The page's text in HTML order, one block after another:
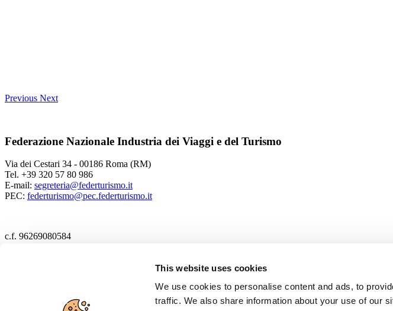
This website uses cookies
We use cookies to personalise content and ads, to
traffic. We also share information about your use of our
Previous Next
Federazione Nazionale Industria dei Viaggi e del Turismo
Via dei Cestari 34 - 00186 Roma (RM)
Tel. +39 320 57 80 986
E-mail: segreteria@federturismo.it
PEC: federturismo@pec.federturismo.it
c.f. 96269080584